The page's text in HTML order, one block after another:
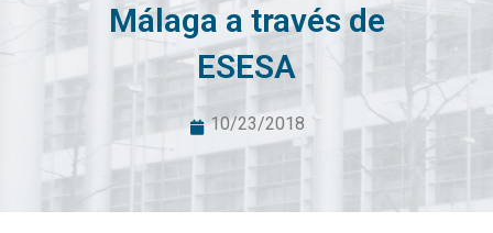
Málaga a través de
ESESA
10/23/2018